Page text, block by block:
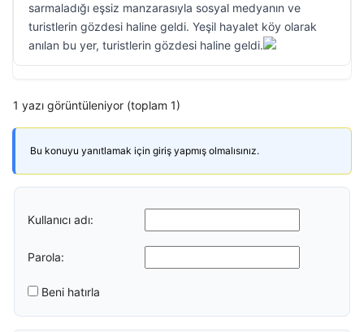
sarmaladığı eşsiz manzarasıyla sosyal medyanın ve
turistlerin gözdesi haline geldi. Yeşil hayalet köy olarak
anılan bu yer, turistlerin gözdesi haline geldi.
1 yazı görüntüleniyor (toplam 1)
Bu konuyu yanıtlamak için giriş yapmış olmalısınız.
Kullanıcı adı:
Parola:
Beni hatırla